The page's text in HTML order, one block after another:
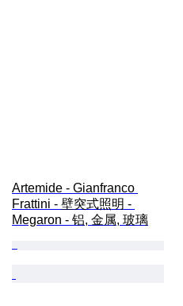
Artemide - Gianfranco
Frattini - 壁突式照明 -
Megaron - 铝, 金属, 玻璃